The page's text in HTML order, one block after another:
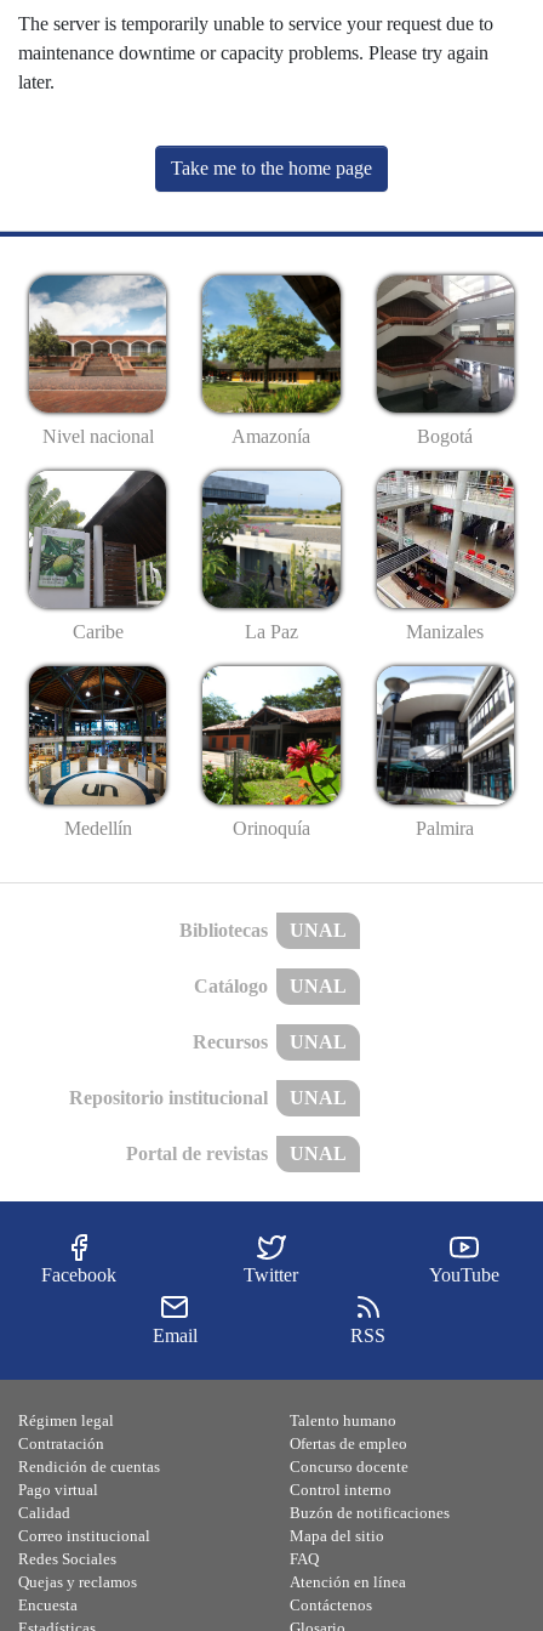
The server is temporarily unable to service your request due to
maintenance downtime or capacity problems. Please try again
later.
Take me to the home page
Nivel nacional Amazonía Bogotá
Caribe La Paz Manizales
Medellín Orinoquía Palmira
Bibliotecas UNAL
Catálogo UNAL
Recursos UNAL
Repositorio institucional UNAL
Portal de revistas UNAL
Facebook Twitter YouTube
Email RSS
Régimen legal
Contratación
Rendición de cuentas
Pago virtual
Calidad
Talento humano
Ofertas de empleo
Concurso docente
Control interno
Buzón de notificaciones
Correo institucional
Redes Sociales
Quejas y reclamos
Encuesta
Mapa del sitio
FAQ
Atención en línea
Contáctenos